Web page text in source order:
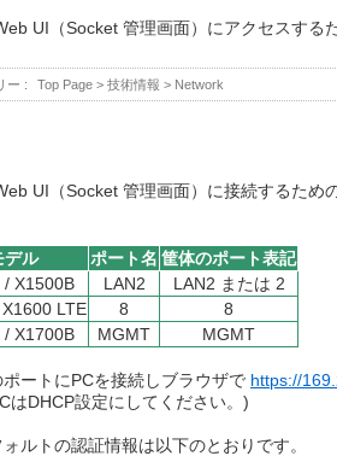
UI（Socket 管理画面）にアクセスする
ー : Top Page > 技術情報 > Network
UI（Socket 管理画面）に接続するため
デル ポート名 筐体のポート表記
/ X1500B
LAN2
LAN2 または 2​​​
LTE
8
8
/ X1700B
MGMT MGMT
ポートにPCを接続しブラウザで https://
はDHCP設定にしてください。)
ルトの認証情報は以下のとおりです。